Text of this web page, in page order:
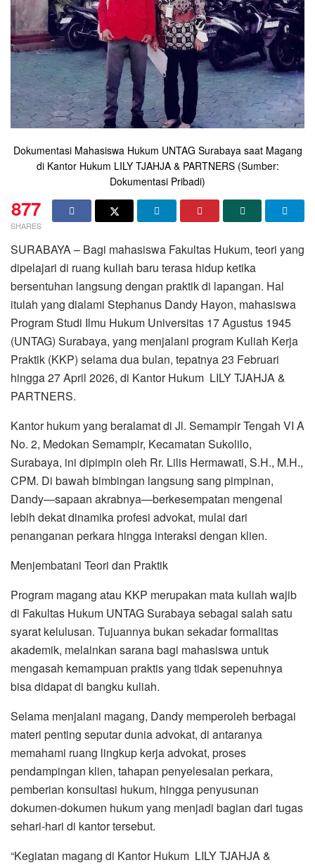
Dokumentasi Mahasiswa Hukum UNTAG Surabaya saat Magang
di Kantor Hukum LILY TJAHJA & PARTNERS (Sumber:
Dokumentasi Pribadi)
877
SHARES
SURABAYA – Bagi mahasiswa Fakultas Hukum, teori yang
dipelajari di ruang kuliah baru terasa hidup ketika
bersentuhan langsung dengan praktik di lapangan. Hal
itulah yang dialami Stephanus Dandy Hayon, mahasiswa
Program Studi Ilmu Hukum Universitas 17 Agustus 1945
(UNTAG) Surabaya, yang menjalani program Kuliah Kerja
Praktik (KKP) selama dua bulan, tepatnya 23 Februari
hingga 27 April 2026, di Kantor Hukum LILY TJAHJA &
PARTNERS.
Kantor hukum yang beralamat di Jl. Semampir Tengah VI A
No. 2, Medokan Semampir, Kecamatan Sukolilo,
Surabaya, ini dipimpin oleh Rr. Lilis Hermawati, S.H., M.H.,
CPM. Di bawah bimbingan langsung sang pimpinan,
Dandy—sapaan akrabnya—berkesempatan mengenal
lebih dekat dinamika profesi advokat, mulai dari
penanganan perkara hingga interaksi dengan klien.
Menjembatani Teori dan Praktik
Program magang atau KKP merupakan mata kuliah wajib
di Fakultas Hukum UNTAG Surabaya sebagai salah satu
syarat kelulusan. Tujuannya bukan sekadar formalitas
akademik, melainkan sarana bagi mahasiswa untuk
mengasah kemampuan praktis yang tidak sepenuhnya
bisa didapat di bangku kuliah.
Selama menjalani magang, Dandy memperoleh berbagai
materi penting seputar dunia advokat, di antaranya
memahami ruang lingkup kerja advokat, proses
pendampingan klien, tahapan penyelesaian perkara,
pemberian konsultasi hukum, hingga penyusunan
dokumen-dokumen hukum yang menjadi bagian dari tugas
sehari-hari di kantor tersebut.
“Kegiatan magang di Kantor Hukum LILY TJAHJA &